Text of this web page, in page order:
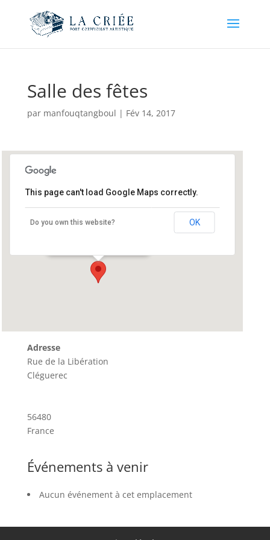
Salle des fêtes
par manfouqtangboul | Fév 14, 2017
Salle des fêtes
This page can't load Google Maps correctly.
Do you own this website? OK
Adresse
Rue de la Libération
Cléguerec
56480
France
Événements à venir
Aucun événement à cet emplacement